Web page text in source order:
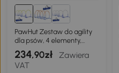
PawHut Zestaw do agility
dla psów, 4 elementy,
przeszkody treningowe
234,90zł
Zawiera
VAT